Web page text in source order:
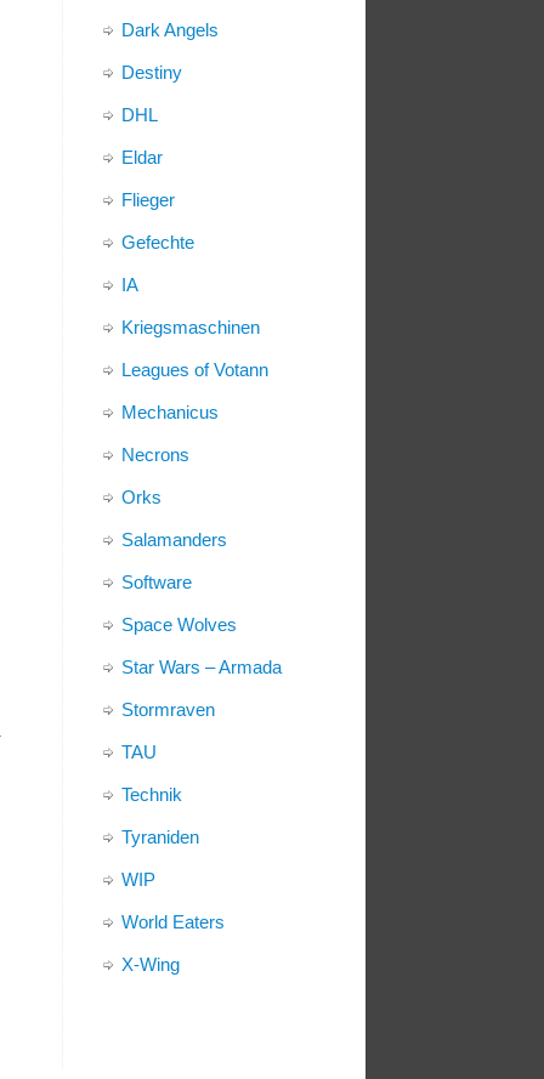
Dark Angels
Destiny
DHL
Eldar
Flieger
Gefechte
IA
Kriegsmaschinen
Leagues of Votann
Mechanicus
Necrons
Orks
Salamanders
Software
Space Wolves
Star Wars – Armada
Stormraven
TAU
Technik
Tyraniden
WIP
World Eaters
X-Wing